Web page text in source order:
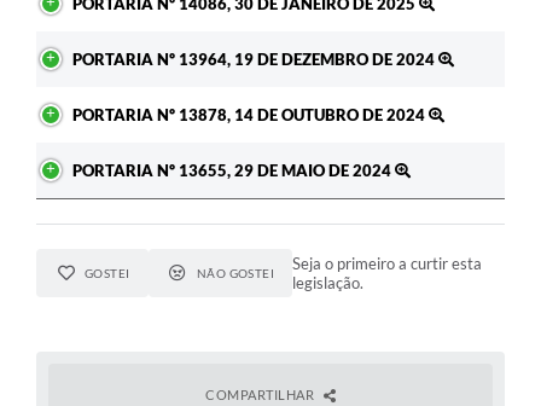
PORTARIA Nº 13964, 19 DE DEZEMBRO DE 2024
PORTARIA Nº 13878, 14 DE OUTUBRO DE 2024
PORTARIA Nº 13655, 29 DE MAIO DE 2024
GOSTEI NÃO GOSTEI
Seja o primeiro a curtir esta
legislação.
COMPARTILHAR